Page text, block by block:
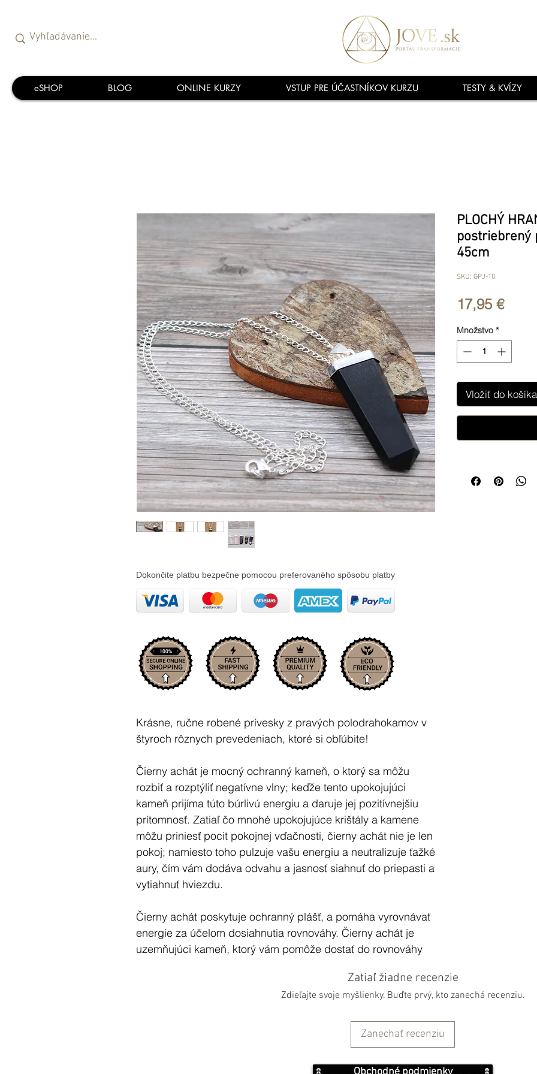
eSHOP BLOG ONLINE KURZY VSTUP PRE ÚČASTNÍKOV KURZU TESTY & KVÍZY
Dokončite platbu bezpečne pomocou preferovaného spôsobu platby
Krásne, ručne robené prívesky z pravých polodrahokamov v
štyroch rôznych prevedeniach, ktoré si obľúbite!
Čierny achát je mocný ochranný kameň, o ktorý sa môžu
rozbiť a rozptýliť negatívne vlny; keďže tento upokojujúci
kameň prijíma túto búrlivú energiu a daruje jej pozitívnejšiu
prítomnosť. Zatiaľ čo mnohé upokojujúce krištály a kamene
môžu priniesť pocit pokojnej vďačnosti, čierny achát nie je len
pokoj; namiesto toho pulzuje vašu energiu a neutralizuje ťažké
aury, čím vám dodáva odvahu a jasnosť siahnuť do priepasti a
vytiahnuť hviezdu.
Čierny achát poskytuje ochranný plášť, a pomáha vyrovnávať
energie za účelom dosiahnutia rovnováhy. Čierny achát je
uzemňujúci kameň, ktorý vám pomôže dostať do rovnováhy
"Som pripravený/á pustiť to, čoho som sa držal/a."
Oduševnený kameň, ktorý šepká o temných nociach. Nebojte
sa však atramentovej prítomnosti čierneho achátu, pretože
jeho nálada je vítaná! Je to silný podporný kameň a mať pri
PLOCHÝ
postriebrený
45cm
SKU: GPJ-10
17,95 €Price
Množstvo *
Vložiť do košíka
Zatiaľ žiadne recenzie
Zdieľajte svoje myšlienky. Buďte prvý, kto zanechá recenziu.
Zanechať recenziu